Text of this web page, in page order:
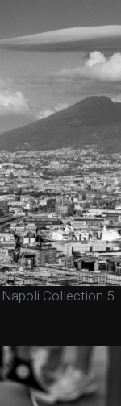
Napoli Collection 5